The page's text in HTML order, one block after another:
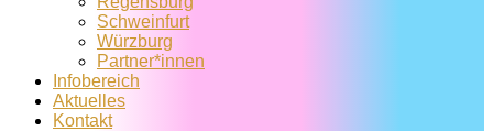
Schweinfurt
Würzburg
Partner*innen
Infobereich
Aktuelles
Kontakt